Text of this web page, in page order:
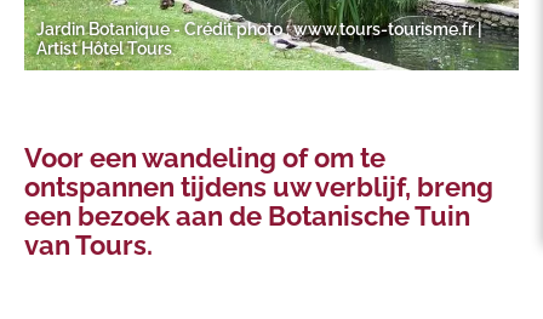
Jardin Botanique - Crédit photo : www.tours-tourisme.fr |
Artist Hôtel Tours
Voor een wandeling of om te
ontspannen tijdens uw verblijf, breng
een bezoek aan de Botanische Tuin
van Tours.